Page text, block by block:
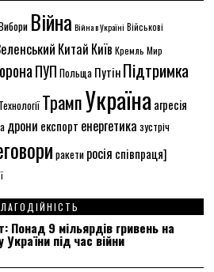
Війна Війна в Україні Військові
Китай Київ Кремль Мир
ПУП Польща ПутінПідтримка
ТехнологіїТрампУкраїна агресія
дрони експорт енергетика зустріч
ракети росія співпраця]
Понад 9 мільярдів гривень на
України під час війни